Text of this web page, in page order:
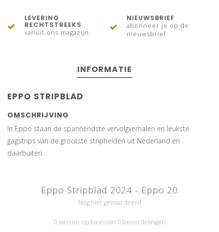
LEVERING
RECHTSTREEKS
vanuit ons magazijn
NIEUWSBRIEF
abonneer je op de
nieuwsbrief
INFORMATIE
EPPO STRIPBLAD
OMSCHRIJVING
In Eppo staan de spannendste vervolgverhalen en leukste
gagstrips van de grootste striphelden uit Nederland en
daarbuiten.
Eppo Stripblad 2024 - Eppo 20
Nog niet gewaardeerd
0 sterren op basis van 0 beoordelingen